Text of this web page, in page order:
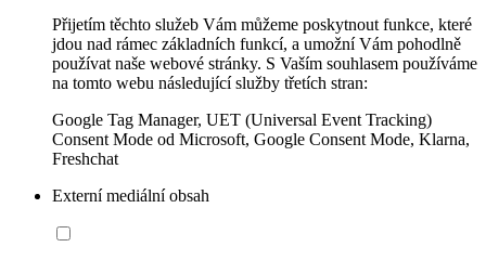
Přijetím těchto služeb Vám můžeme poskytnout funkce, které
jdou nad rámec základních funkcí, a umožní Vám pohodlně
používat naše webové stránky. S Vaším souhlasem používáme
na tomto webu následující služby třetích stran:
Google Tag Manager, UET (Universal Event Tracking)
Consent Mode od Microsoft, Google Consent Mode, Klarna,
Freshchat
Externí mediální obsah